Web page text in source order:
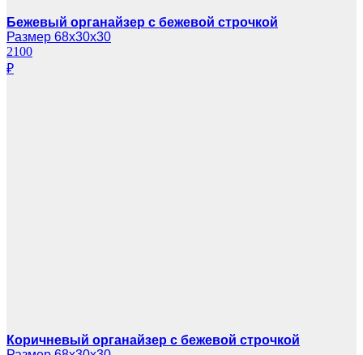
Бежевый органайзер с бежевой строчкой
Размер 68х30х30
2100
₽
Коричневый органайзер с бежевой строчкой